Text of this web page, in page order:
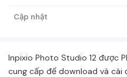
Cập nhật
Inpixio Photo Studio 12 được
cung cấp để download và cài